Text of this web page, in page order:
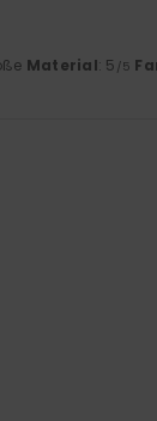
Material: 5 /5